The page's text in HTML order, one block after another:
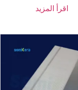
اقرأ المزيد